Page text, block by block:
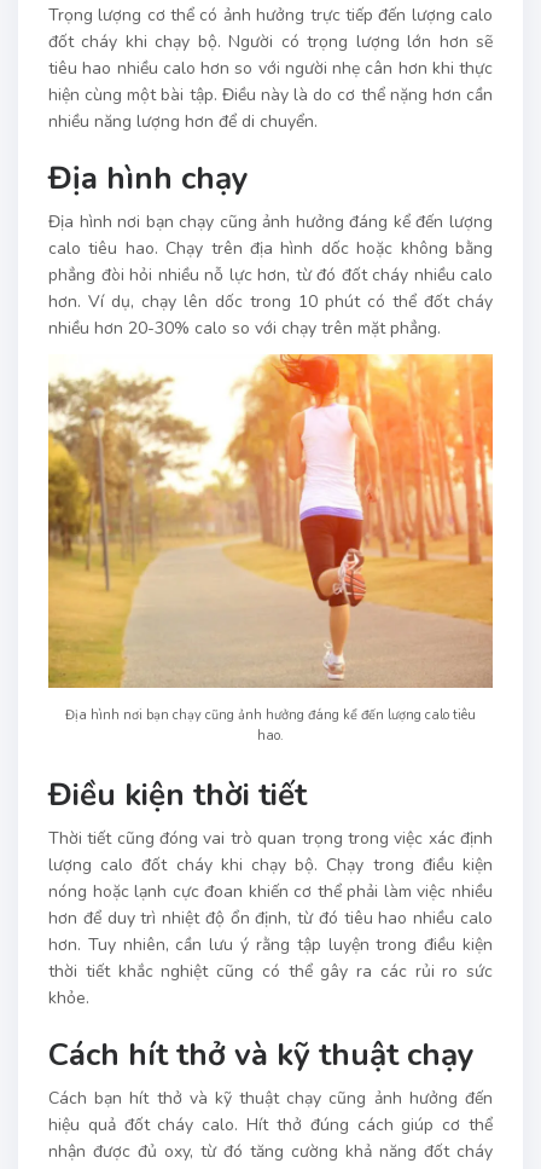
Trọng lượng cơ thể có ảnh hưởng trực tiếp đến lượng calo
đốt cháy khi chạy bộ. Người có trọng lượng lớn hơn sẽ
tiêu hao nhiều calo hơn so với người nhẹ cân hơn khi thực
hiện cùng một bài tập. Điều này là do cơ thể nặng hơn cần
nhiều năng lượng hơn để di chuyển.
Địa hình chạy
Địa hình nơi bạn chạy cũng ảnh hưởng đáng kể đến lượng
calo tiêu hao. Chạy trên địa hình dốc hoặc không bằng
phẳng đòi hỏi nhiều nỗ lực hơn, từ đó đốt cháy nhiều calo
hơn. Ví dụ, chạy lên dốc trong 10 phút có thể đốt cháy
nhiều hơn 20-30% calo so với chạy trên mặt phẳng.
Địa hình nơi bạn chạy cũng ảnh hưởng đáng kể đến lượng calo tiêu
hao.
Điều kiện thời tiết
Thời tiết cũng đóng vai trò quan trọng trong việc xác định
lượng calo đốt cháy khi chạy bộ. Chạy trong điều kiện
nóng hoặc lạnh cực đoan khiến cơ thể phải làm việc nhiều
hơn để duy trì nhiệt độ ổn định, từ đó tiêu hao nhiều calo
hơn. Tuy nhiên, cần lưu ý rằng tập luyện trong điều kiện
thời tiết khắc nghiệt cũng có thể gây ra các rủi ro sức
khỏe.
Cách hít thở và kỹ thuật chạy
Cách bạn hít thở và kỹ thuật chạy cũng ảnh hưởng đến
hiệu quả đốt cháy calo. Hít thở đúng cách giúp cơ thể
nhận được đủ oxy, từ đó tăng cường khả năng đốt cháy